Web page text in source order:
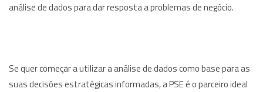
análise de dados para dar resposta a problemas de negócio.
Se quer começar a utilizar a análise de dados como base para as
suas decisões estratégicas informadas, a PSE é o parceiro ideal